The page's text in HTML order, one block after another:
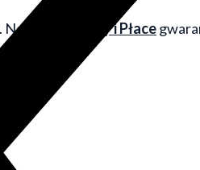
dział Kadry i Płace